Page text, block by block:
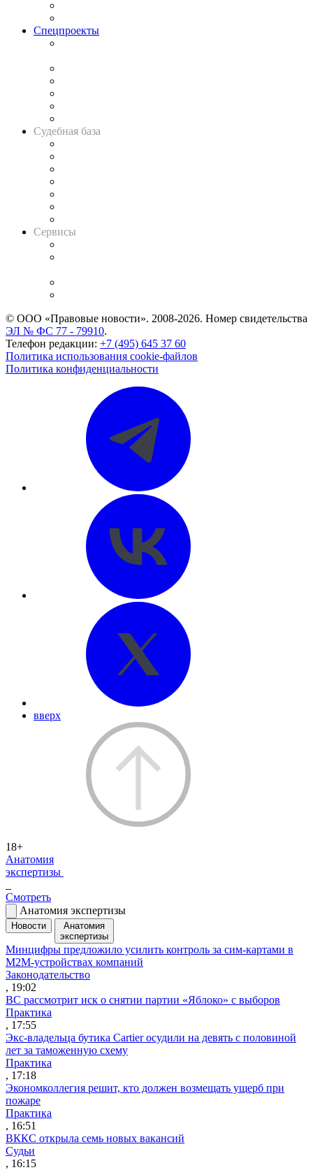
Спецпроекты
Судебная база
Сервисы
© ООО «Правовые новости». 2008-2026. Номер свидетельства
ЭЛ № ФС 77 - 79910.
Телефон редакции: +7 (495) 645 37 60
Политика использования cookie-файлов
Политика конфиденциальности
вверх
18+
Анатомия
экспертизы
Смотреть
Анатомия экспертизы
Новости
Анатомия
экспертизы
Минцифры предложило усилить контроль за сим-картами в
M2M-устройствах компаний
Законодательство
, 19:02
ВС рассмотрит иск о снятии партии «Яблоко» с выборов
Практика
, 17:55
Экс-владельца бутика Cartier осудили на девять с половиной
лет за таможенную схему
Практика
, 17:18
Экономколлегия решит, кто должен возмещать ущерб при
пожаре
Практика
, 16:51
ВККС открыла семь новых вакансий
Судьи
, 16:15